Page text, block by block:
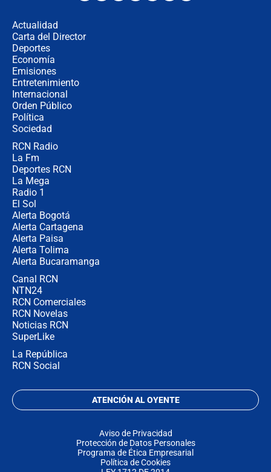
Actualidad
Carta del Director
Deportes
Economía
Emisiones
Entretenimiento
Internacional
Orden Público
Política
Sociedad
RCN Radio
La Fm
Deportes RCN
La Mega
Radio 1
El Sol
Alerta Bogotá
Alerta Cartagena
Alerta Paisa
Alerta Tolima
Alerta Bucaramanga
Canal RCN
NTN24
RCN Comerciales
RCN Novelas
Noticias RCN
SuperLike
La República
RCN Social
ATENCIÓN AL OYENTE
Aviso de Privacidad
Protección de Datos Personales
Programa de Ética Empresarial
Política de Cookies